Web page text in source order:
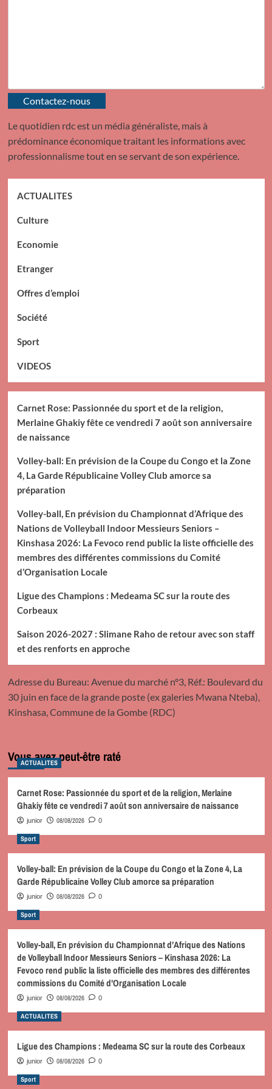
Contactez-nous
Le quotidien rdc est un média généraliste, mais à
prédominance économique traitant les informations avec
professionnalisme tout en se servant de son expérience.
ACTUALITES
Culture
Economie
Etranger
Offres d’emploi
Société
Sport
VIDEOS
Carnet Rose: Passionnée du sport et de la religion,
Merlaine Ghakiy fête ce vendredi 7 août son anniversaire
de naissance
Volley-ball: En prévision de la Coupe du Congo et la Zone
4, La Garde Républicaine Volley Club amorce sa
préparation
Volley-ball, En prévision du Championnat d’Afrique des
Nations de Volleyball Indoor Messieurs Seniors –
Kinshasa 2026: La Fevoco rend public la liste officielle des
membres des différentes commissions du Comité
d’Organisation Locale
Ligue des Champions : Medeama SC sur la route des
Corbeaux
Saison 2026-2027 : Slimane Raho de retour avec son staff
et des renforts en approche
Adresse du Bureau: Avenue du marché n°3, Réf.: Boulevard du
30 juin en face de la grande poste (ex galeries Mwana Nteba),
Kinshasa, Commune de la Gombe (RDC)
Vous avez peut-être raté
ACTUALITES
Carnet Rose: Passionnée du sport et de la religion, Merlaine
Ghakiy fête ce vendredi 7 août son anniversaire de naissance
junior 08/08/2026 0
Sport
Volley-ball: En prévision de la Coupe du Congo et la Zone 4, La
Garde Républicaine Volley Club amorce sa préparation
junior 08/08/2026 0
Sport
Volley-ball, En prévision du Championnat d’Afrique des Nations
de Volleyball Indoor Messieurs Seniors – Kinshasa 2026: La
Fevoco rend public la liste officielle des membres des différentes
commissions du Comité d’Organisation Locale
junior 08/08/2026 0
ACTUALITES
Ligue des Champions : Medeama SC sur la route des Corbeaux
junior 08/08/2026 0
Sport